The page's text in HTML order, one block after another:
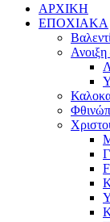
ΑΡΧΙΚΗ
ΕΠΟΧΙΑΚΑ